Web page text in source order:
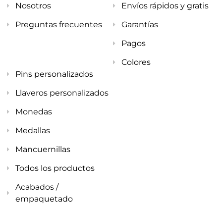
Nosotros
Preguntas frecuentes
Envíos rápidos y gratis
Garantías
Pagos
Colores
Pins personalizados
Llaveros personalizados
Monedas
Medallas
Mancuernillas
Todos los productos
Acabados /
empaquetado